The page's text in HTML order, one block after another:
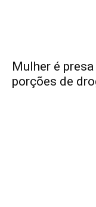
Mulher é
porções de